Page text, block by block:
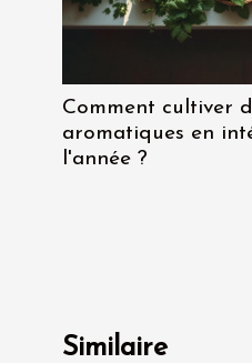
Comment cultiver
aromatiques en
l'année ?
Similaire